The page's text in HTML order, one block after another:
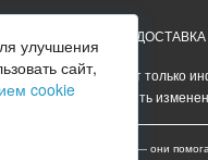
информация носит только
может быть
данных — они
улучшения
сайт,
cookie